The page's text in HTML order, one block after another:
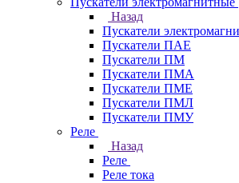
Назад
Пускатели
Пускатели ПАЕ
Пускатели ПМ
Пускатели ПМА
Пускатели ПМЕ
Пускатели ПМЛ
Пускатели ПМУ
Реле
Назад
Реле
Реле тока